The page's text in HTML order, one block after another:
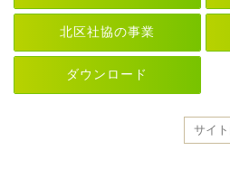
北区社協の事業
ダウンロード